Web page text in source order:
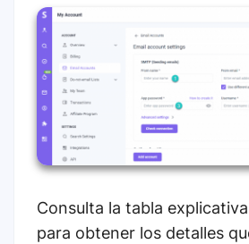
Consulta la tabla
para obtener los detalles